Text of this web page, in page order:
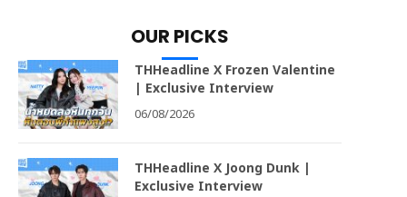
OUR PICKS
THHeadline X Frozen Valentine
| Exclusive Interview
06/08/2026
THHeadline X Joong Dunk |
Exclusive Interview